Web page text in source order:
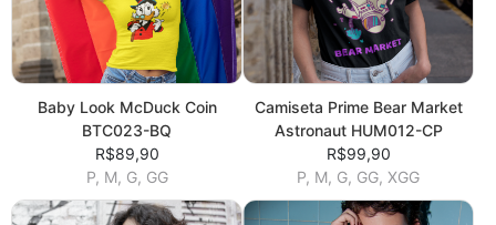
Baby Look McDuck Coin
BTC023-BQ
R$89,90
P, M, G, GG
Camiseta Prime Bear Market
Astronaut HUM012-CP
R$99,90
P, M, G, GG, XGG